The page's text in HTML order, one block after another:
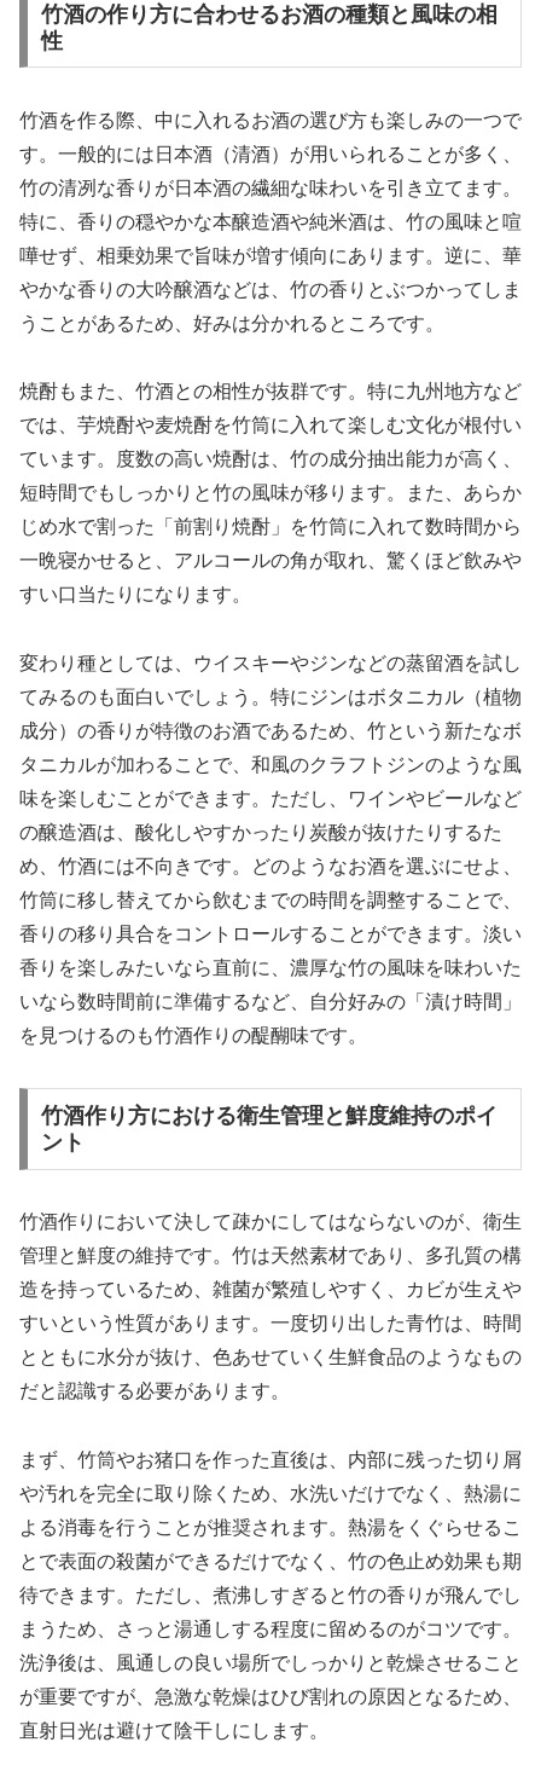
竹酒の作り方に合わせるお酒の種類と風味の相
性
竹酒を作る際、中に入れるお酒の選び方も楽しみの一つで
す。一般的には日本酒（清酒）が用いられることが多く、
竹の清冽な香りが日本酒の繊細な味わいを引き立てます。
特に、香りの穏やかな本醸造酒や純米酒は、竹の風味と喧
嘩せず、相乗効果で旨味が増す傾向にあります。逆に、華
やかな香りの大吟醸酒などは、竹の香りとぶつかってしま
うことがあるため、好みは分かれるところです。
焼酎もまた、竹酒との相性が抜群です。特に九州地方など
では、芋焼酎や麦焼酎を竹筒に入れて楽しむ文化が根付い
ています。度数の高い焼酎は、竹の成分抽出能力が高く、
短時間でもしっかりと竹の風味が移ります。また、あらか
じめ水で割った「前割り焼酎」を竹筒に入れて数時間から
一晩寝かせると、アルコールの角が取れ、驚くほど飲みや
すい口当たりになります。
変わり種としては、ウイスキーやジンなどの蒸留酒を試し
てみるのも面白いでしょう。特にジンはボタニカル（植物
成分）の香りが特徴のお酒であるため、竹という新たなボ
タニカルが加わることで、和風のクラフトジンのような風
味を楽しむことができます。ただし、ワインやビールなど
の醸造酒は、酸化しやすかったり炭酸が抜けたりするた
め、竹酒には不向きです。どのようなお酒を選ぶにせよ、
竹筒に移し替えてから飲むまでの時間を調整することで、
香りの移り具合をコントロールすることができます。淡い
香りを楽しみたいなら直前に、濃厚な竹の風味を味わいた
いなら数時間前に準備するなど、自分好みの「漬け時間」
を見つけるのも竹酒作りの醍醐味です。
竹酒作り方における衛生管理と鮮度維持のポイ
ント
竹酒作りにおいて決して疎かにしてはならないのが、衛生
管理と鮮度の維持です。竹は天然素材であり、多孔質の構
造を持っているため、雑菌が繁殖しやすく、カビが生えや
すいという性質があります。一度切り出した青竹は、時間
とともに水分が抜け、色あせていく生鮮食品のようなもの
だと認識する必要があります。
まず、竹筒やお猪口を作った直後は、内部に残った切り屑
や汚れを完全に取り除くため、水洗いだけでなく、熱湯に
よる消毒を行うことが推奨されます。熱湯をくぐらせるこ
とで表面の殺菌ができるだけでなく、竹の色止め効果も期
待できます。ただし、煮沸しすぎると竹の香りが飛んでし
まうため、さっと湯通しする程度に留めるのがコツです。
洗浄後は、風通しの良い場所でしっかりと乾燥させること
が重要ですが、急激な乾燥はひび割れの原因となるため、
直射日光は避けて陰干しにします。